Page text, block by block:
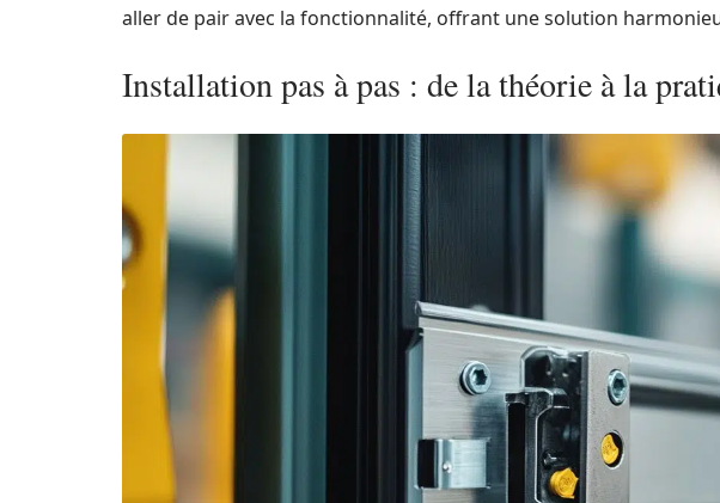
aller de pair avec la fonctionnalité, offrant une solution
Installation pas à pas : de la théorie à la